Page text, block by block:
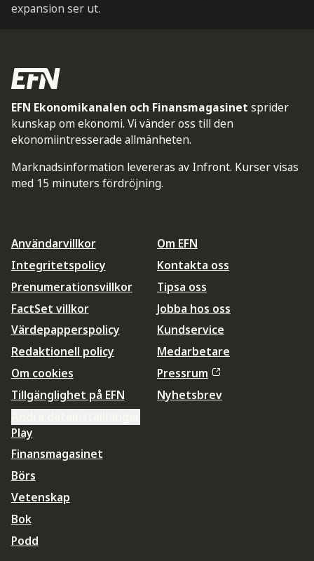
expansion ser ut.
EFN Ekonomikanalen och Finansmagasinet sprider
kunskap om ekonomi. Vi vänder oss till den
ekonomiintresserade allmänheten.
Marknadsinformation levereras av Infront. Kurser visas
med 15 minuters fördröjning.
Användarvillkor
Integritetspolicy
Prenumerationsvillkor
FactSet villkor
Värdepapperspolicy
Redaktionell policy
Om cookies
Tillgänglighet på EFN
Om EFN
Kontakta oss
Tipsa oss
Jobba hos oss
Kundservice
Medarbetare
Pressrum
Nyhetsbrev
Play
Finansmagasinet
Börs
Vetenskap
Bok
Podd